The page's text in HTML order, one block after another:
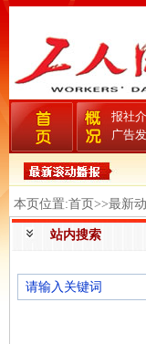
报社
广告
本页位置:首页>>最新
站内搜索